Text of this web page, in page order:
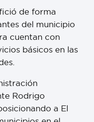
de forma
del municipio
cuentan con
básicos en las
Rodrigo
a El